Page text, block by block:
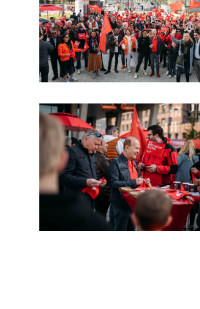
Read more
Read more